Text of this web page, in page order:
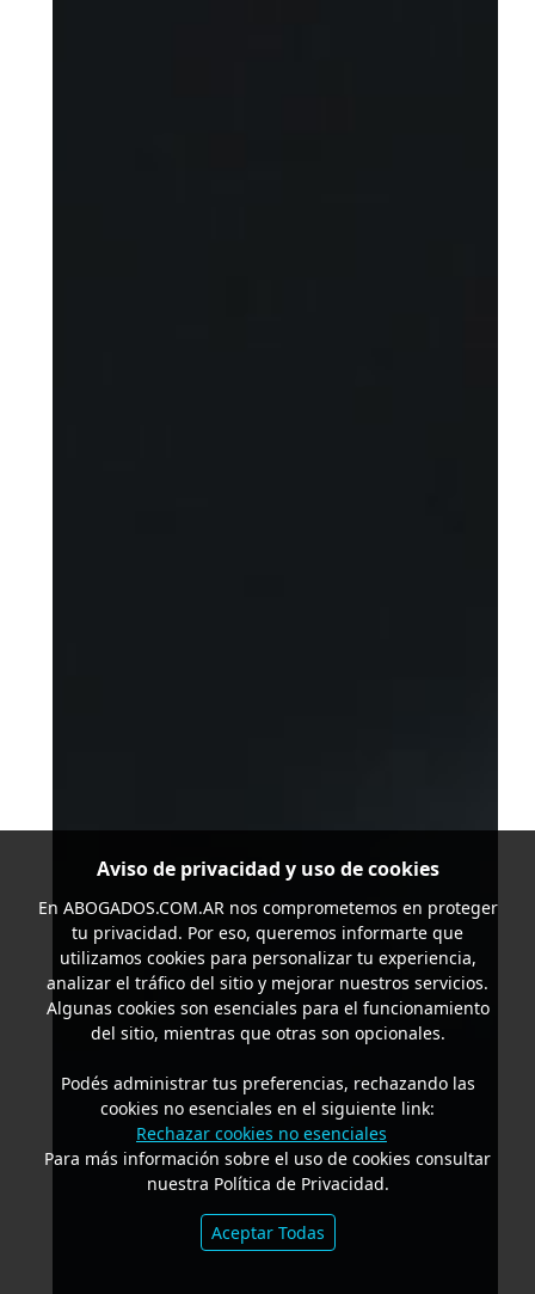
Aviso de privacidad y uso de cookies
En ABOGADOS.COM.ARnos comprometemos en proteger
tu privacidad. Por eso, queremos informarte que
utilizamos cookies para personalizar tu experiencia,
analizar el tráfico del sitio y mejorar nuestros servicios.
Algunas cookies son esenciales para el funcionamiento
del sitio, mientras que otras son opcionales.
Podés administrar tus preferencias, rechazando las
cookies no esenciales en el siguiente link:
Rechazar cookies no esenciales
Para más información sobre el uso de cookies consultar
nuestra Política de Privacidad.
Aceptar Todas